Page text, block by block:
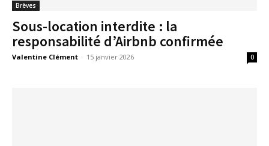
Brèves
Sous-location interdite : la
responsabilité d’Airbnb confirmée
Valentine Clément - 15 janvier 2026 0